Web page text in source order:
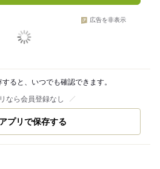
広告を非表示
ると、いつでも確認できます。
なら会員登録なし
アプリで保存する